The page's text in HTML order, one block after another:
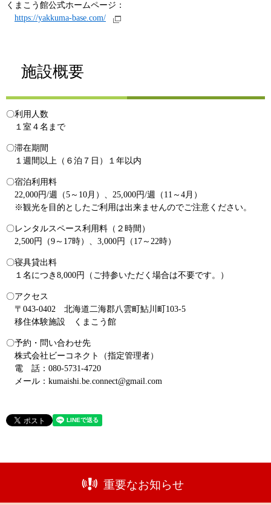
​くまこう館公式ホームページ：
https://yakkuma-base.com/
施設概要
〇利用人数
１室４名まで
〇滞在期間
１週間以上（６泊７日）１年以内
〇宿泊利用料
22,000円/週（5～10月）、25,000円/週（11～4月）
※観光を目的としたご利用は出来ませんのでご注意ください。
〇レンタルスペース利用料（２時間）
2,500円（9～17時）、3,000円（17～22時）
〇寝具貸出料
１名につき8,000円（ご持参いただく場合は不要です。）
〇アクセス
〒043-0402 北海道二海郡八雲町鮎川町103-5
移住体験施設 くまこう館
〇予約・問い合わせ先
株式会社ビーコネクト（指定管理者）
電 話：080-5731-4720
メール：kumaishi.be.connect@gmail.com
重要なお知らせ